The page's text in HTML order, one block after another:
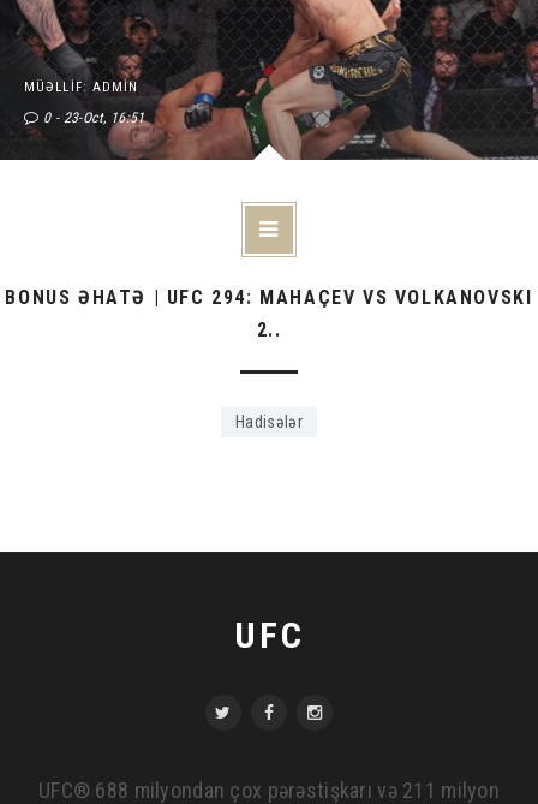
MÜƏLLIF: ADMIN
0 23-Oct, 16:51
BONUS ƏHATƏ | UFC 294: MAHAÇEV VS VOLKANOVSKI
2..
Hadisələr
UFC
UFC® 688 milyondan çox pərəstişkarı və 211 milyon